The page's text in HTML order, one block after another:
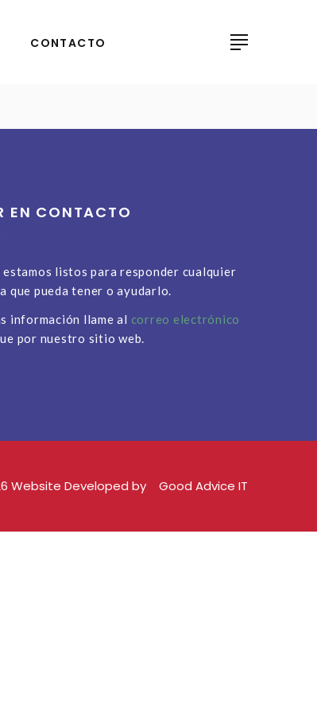
CONTACTO
EN CONTACTO
estamos listos para responder cualquier
que pueda tener o ayudarlo.
información llame al correo electrónico
por nuestro sitio web.
Website Developed by Good Advice IT